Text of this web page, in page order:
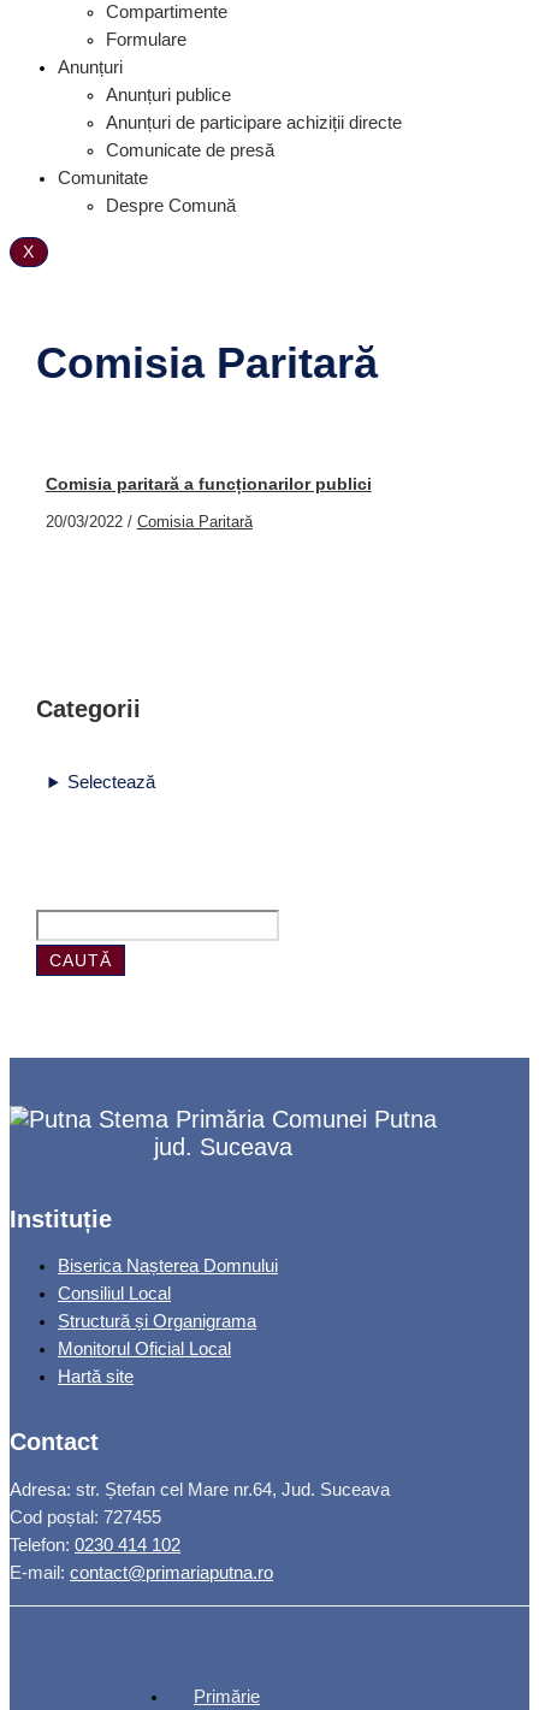
Compartimente
Formulare
Anunțuri
Anunțuri publice
Anunțuri de participare achiziții directe
Comunicate de presă
Comunitate
Despre Comună
X
Comisia Paritară
Comisia paritară a funcționarilor publici
20/03/2022 / Comisia Paritară
Categorii
Selectează
CAUTĂ
Primăria Comunei Putna
jud. Suceava
Instituție
Biserica Nașterea Domnului
Consiliul Local
Structură și Organigrama
Monitorul Oficial Local
Hartă site
Contact
Adresa: str. Ștefan cel Mare nr.64, Jud. Suceava
Cod poștal: 727455
Telefon: 0230 414 102
E-mail: contact@primariaputna.ro
Primărie